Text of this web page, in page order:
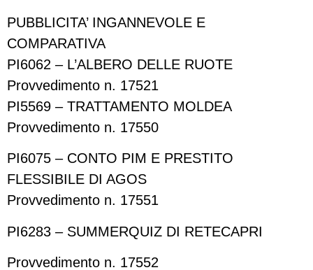
PUBBLICITA’ INGANNEVOLE E
COMPARATIVA
PI6062 – L’ALBERO DELLE RUOTE
Provvedimento n. 17521
PI5569 – TRATTAMENTO MOLDEA
Provvedimento n. 17550
PI6075 – CONTO PIM E PRESTITO
FLESSIBILE DI AGOS
Provvedimento n. 17551
PI6283 – SUMMERQUIZ DI RETECAPRI
Provvedimento n. 17552